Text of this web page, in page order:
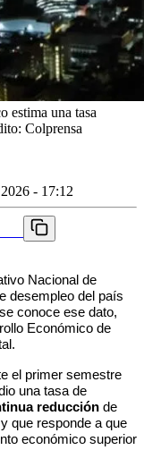
estima una tasa
Colprensa
- 17:12
Nacional de
desempleo del país
conoce ese dato,
Económico de
el primer semestre
una tasa de
reducción de
que responde a que
económico superior